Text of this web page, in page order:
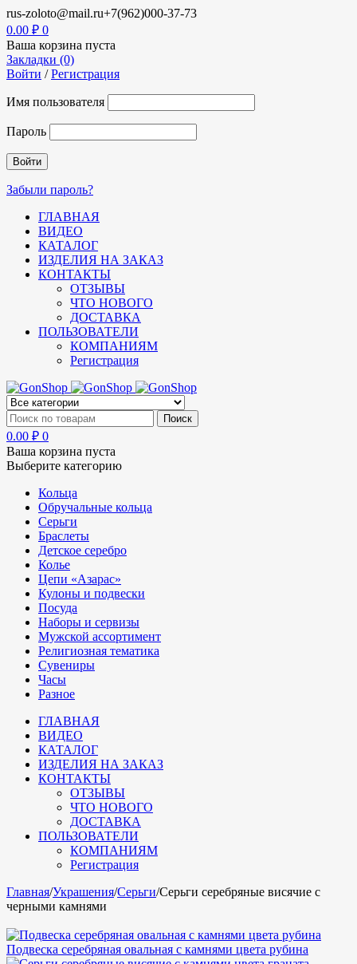
rus-zoloto@mail.ru+7(962)000-37-73
0.00 ₽ 0
Ваша корзина пуста
Закладки (0)
Войти /Регистрация
Имя пользователя
Пароль
Забыли пароль?
ГЛАВНАЯ
ВИДЕО
КАТАЛОГ
ИЗДЕЛИЯ НА ЗАКАЗ
КОНТАКТЫ
ОТЗЫВЫ
ЧТО НОВОГО
ДОСТАВКА
ПОЛЬЗОВАТЕЛИ
КОМПАНИЯМ
Регистрация
0.00 ₽ 0
Ваша корзина пуста
Выберите категорию
Кольца
Обручальные кольца
Серьги
Браслеты
Детское серебро
Колье
Цепи «Азарас»
Кулоны и подвески
Посуда
Наборы и сервизы
Мужской ассортимент
Религиозная тематика
Сувениры
Часы
Разное
ГЛАВНАЯ
ВИДЕО
КАТАЛОГ
ИЗДЕЛИЯ НА ЗАКАЗ
КОНТАКТЫ
ОТЗЫВЫ
ЧТО НОВОГО
ДОСТАВКА
ПОЛЬЗОВАТЕЛИ
КОМПАНИЯМ
Регистрация
Главная/Украшения/Серьги/Серьги серебряные висячие с
черными камнями
Подвеска серебряная овальная с камнями цвета рубина